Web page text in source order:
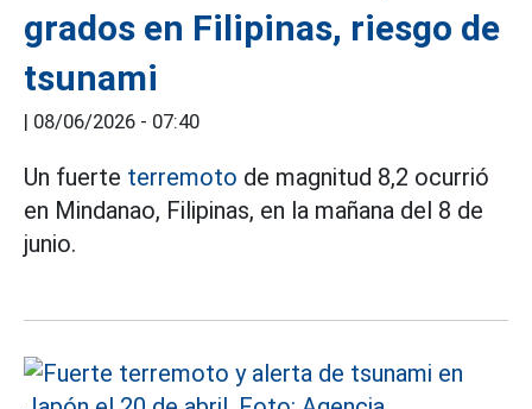
grados en Filipinas, riesgo de
tsunami
| 08/06/2026 - 07:40
Un fuerte terremoto de magnitud 8,2 ocurrió
en Mindanao, Filipinas, en la mañana del 8 de
junio.